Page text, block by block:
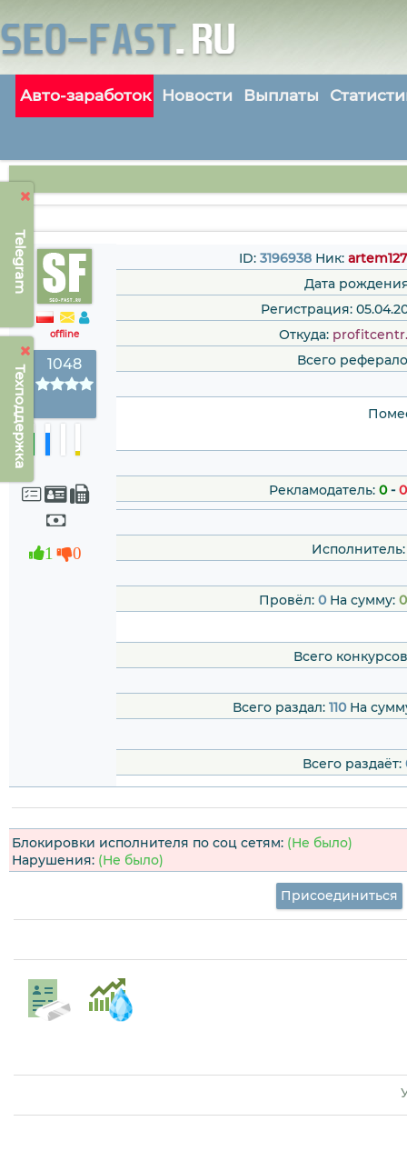
Telegram
Техподдержка
Авто-заработок Новости Выплаты
offline
1048
1 0
ID: 3196938 Ник:
Дата
Регистрация:
Откуда:
Всего
Рекламодатель: 0-0
Исполнитель:
Провёл: 0На сумму:
Всего
Всего раздал: 110На
Всего раздаёт:
Блокировки исполнителя по соц сетям: (Не было)
Нарушения: (Не было)
Присоединиться